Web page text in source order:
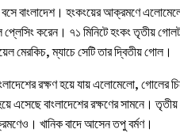
বসে বাংলাদেশ। হংকংয়ের আক্রমণে
করেন। ৭১ মিনিটে হংকং তৃতীয়
মেরকিচ, ম্যাচে সেটি তার দ্বিতীয় গোল।
রক্ষণ হয়ে যায় এলোমেলো, গোলের
বাংলাদেশের রক্ষণের সামনে। তৃতীয়
খানিক বাদে আসেন তপু বর্মণ।